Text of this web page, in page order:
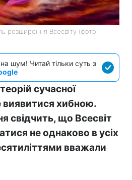
розширення Всесвіту (фото:
шум! Читай тільки суть з
сучасної
виявитися хибною.
свідчить, що Всесвіт
не однаково в усіх
вважали